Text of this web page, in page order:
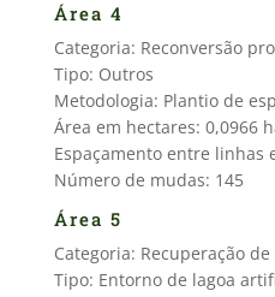
Área 4
Categoria: Reconversão
Tipo: Outros
Metodologia: Plantio de
Área em hectares: 0,0966
Espaçamento entre linhas
Número de mudas: 145
Área 5
Categoria: Recuperação
Tipo: Entorno de lagoa